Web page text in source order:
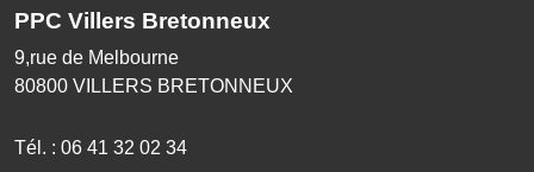
PPC Villers Bretonneux
9,rue de Melbourne
80800 VILLERS BRETONNEUX
Tél. : 06 41 32 02 34